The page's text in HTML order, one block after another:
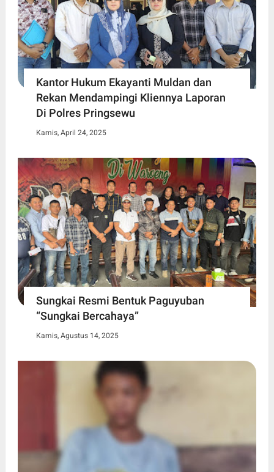
Kantor Hukum Ekayanti Muldan dan
Rekan Mendampingi Kliennya Laporan
Di Polres Pringsewu
Kamis, April 24, 2025
Sungkai Resmi Bentuk Paguyuban
“Sungkai Bercahaya”
Kamis, Agustus 14, 2025